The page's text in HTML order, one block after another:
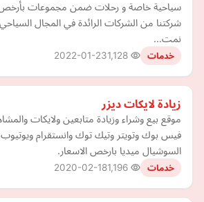
سياحية خاصة و رحلات ضمن مجموعات بأرخص
شركتنا من الشركات الرائدة في المجال
نمت…
خدمات 2022-01-23
زيادة لايكات ديزر
موقع بيع وشراء وزيادة متابعين ولايكات
فيس بوك وتويتر وتيك توك وانستقرام
السوشيال ميديا بارخص الاسعار.
خدمات 2020-02-18